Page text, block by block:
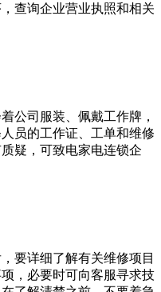
查询企业营业执照和相关
公司服装、佩戴工作牌，
员的工作证、工单和维修
疑，可致电家电连锁企
要详细了解有关维修项目
，必要时可向客服寻求技